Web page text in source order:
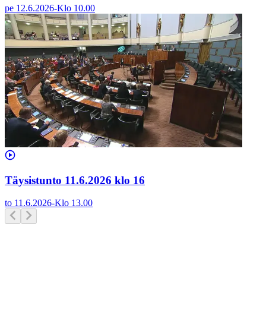
pe 12.6.2026-Klo 10.00
Täysistunto 11.6.2026 klo 16
to 11.6.2026-Klo 13.00